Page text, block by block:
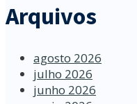
Arquivos
agosto 2026
julho 2026
junho 2026